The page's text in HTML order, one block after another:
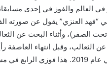
في العالم والفوز في إحدى
“فهد العنزي” يقول عن صورته
-25 (تحت الصفر)، وأثناء
الثعالب، وقبل انتهاء
حلماً تحقّق في عام 2019.